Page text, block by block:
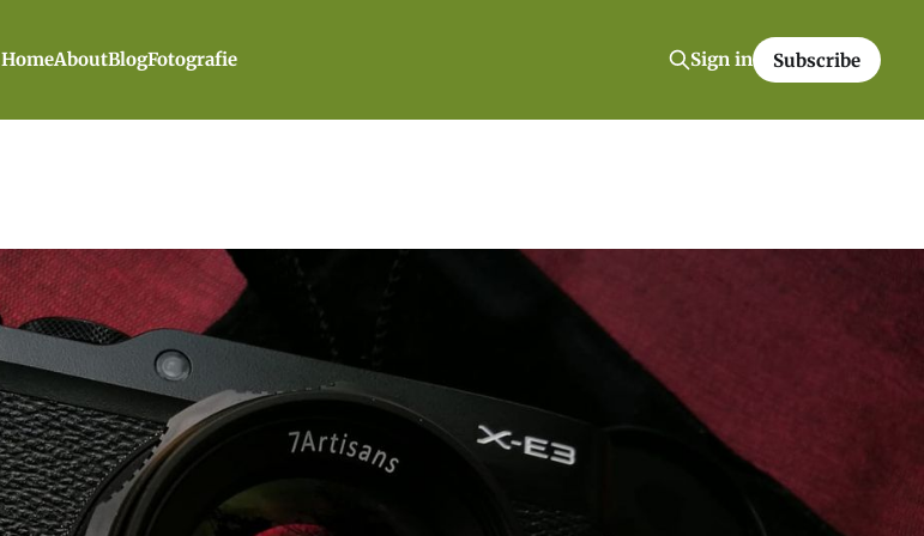
HomeAboutBlogFotografie Sign in Subscribe